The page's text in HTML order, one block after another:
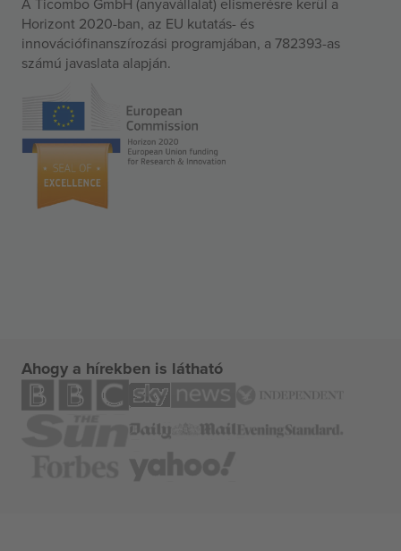
Horizont 2020-ban, az EU kutatás- és
innovációfinanszírozási programjában, a 782393-as
számú javaslata alapján.
Ahogy a hírekben is látható